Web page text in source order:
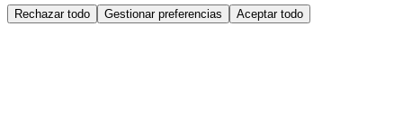
Rechazar todo Gestionar preferencias Aceptar todo